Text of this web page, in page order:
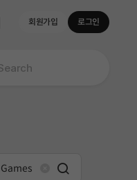
회원가입 로그인
ClearSearch